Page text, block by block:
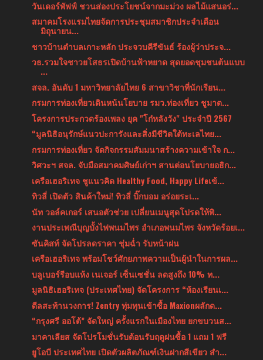
วันเดอร์พัฟฟ์ ชวนส่องประโยชน์จากมะม่วง ผลไม้แสนอร่...
สมาคมโรงแรมไทยจัดการประชุมสมาชิกประจำเดือน
มิถุนายน...
ชาวบ้านตำบลเกาะหลัก ประจวบคีรีขันธ์ ร้องผู้ว่าประจ...
วธ.รวมใจชาวยโสธรเปิดบ้านฟ้าหยาด สุดยอดชุมชนต้นแบบ
...
สจล. อันดับ 1 มหาวิทยาลัยไทย 6 สาขาวิชาที่นักเรียน...
กรมการท่องเที่ยวเดินหน้นโยบาย รมว.ท่องเที่ยว ชูมาต...
โครงการประกวดร้องเพลง ยุค "โก๋หลังวัง" ประจำปี 2567
“มูลนิธิอนุรักษ์แนวปะการังและสิ่งมีชีวิตใต้ทะเลไทย...
กรมการท่องเที่ยว จัดกิจกรรมสัมมนาสร้างความเข้าใจ ก...
วิศวะฯ สจล. จับมือสมาคมศิษย์เก่าฯ สานต่อนโยบายอธิก...
เครือเฮอริเทจ ชูแนวคิด Healthy Food, Happy Lifeเข้...
ทิวลี่ เปิดตัว สินค้าใหม่! ทิวลี่ บิ๊กบอม อร่อยระเ...
นัท วอล์คเกอร์ เสนอตัวช่วย เปลี่ยนเมนูสุดโปรดให้พิ...
งานประเพณีบุญบั้งไฟพนมไพร อำเภอพนมไพร จังหวัดร้อยเ...
ซันคิสท์ จัดโปรลดราคา ชุ่มฉ่ำ รับหน้าฝน
เครือเฮอริเทจ พร้อมโชว์ศักยภาพความเป็นผู้นำในการผล...
บลูเบอร์รีอบแห้ง เนเจอร์ เซ็นเซชั่น ลดสูงถึง 10% ท...
มูลนิธิเฮอริเทจ (ประเทศไทย) จัดโครงการ “ห้องเรียนเ...
ดีลสะท้านวงการ! Zentry ทุ่มทุนเข้าซื้อ Maxionผลักด...
“กรุงศรี ออโต้” จัดใหญ่ ครั้งแรกในเมืองไทย ยกขบวนส...
มาคาเลียส จัดโปรโมชั่นรับต้อนรับฤดูฝนซื้อ 1 แถม 1 ฟรี
ยูโอบี ประเทศไทย เปิดตัวผลิตภัณฑ์เงินฝากสีเขียว สำ...